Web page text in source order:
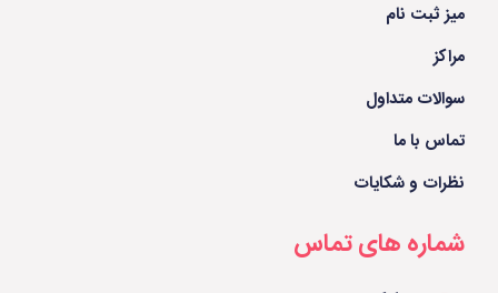
میز ثبت نام
سوالات متداول
تماس با ما
نظرات و شکایات
شماره های تماس